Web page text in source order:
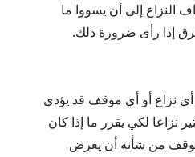
النزاع إلى أن يسووا ما
إذا رأى ضرورة ذلك.
نزاع أو أي موقف قد يؤدي
نزاعا لكي يقرر ما إذا كان
من شأنه أن يعرض